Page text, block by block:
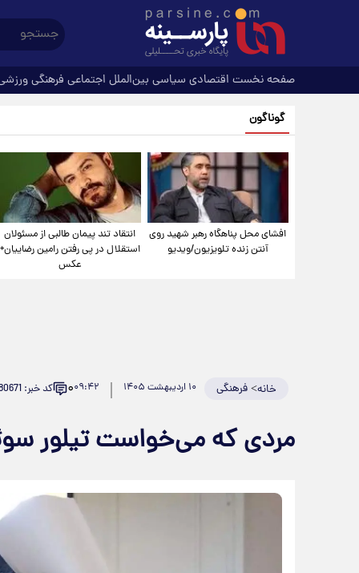
صفحه نخست اقتصادی سیاسی بین‌الملل اجتماعی فرهنگی
گوناگون
افشای محل پناهگاه‌ رهبر شهید روی
آنتن زنده تلویزیون/ویدیو
انتقاد تند پیمان طالبی از مسئولان
استقلال در پی رفتن رامین رضاییان+
عکس
خانه>فرهنگی ۱۰ اردیبهشت ۱۴۰۵ ۰۹:۴۲۰ کد خبر: 980671
مردی که می‌خواست تیلور